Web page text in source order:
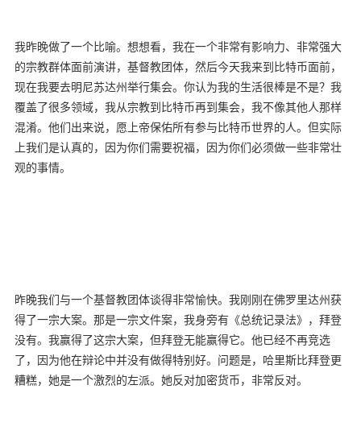
我昨晚做了一个比喻。想想看，我在一个非常有影响力、非常强大
的宗教群体面前演讲，基督教团体，然后今天我来到比特币面前，
现在我要去明尼苏达州举行集会。你认为我的生活很棒是不是？我
覆盖了很多领域，我从宗教到比特币再到集会，我不像其他人那样
混淆。他们出来说，愿上帝保佑所有参与比特币世界的人。但实际
上我们是认真的，因为你们需要祝福，因为你们必须做一些非常壮
观的事情。
昨晚我们与一个基督教团体谈得非常愉快。我刚刚在佛罗里达州获
得了一宗大案。那是一宗文件案，我身旁有《总统记录法》，拜登
没有。我赢得了这宗大案，但拜登无能赢得它。他已经不再竞选
了，因为他在辩论中并没有做得特别好。问题是，哈里斯比拜登更
糟糕，她是一个激烈的左派。她反对加密货币，非常反对。